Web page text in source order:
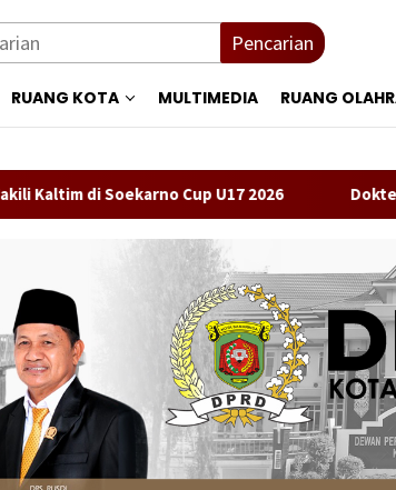
Pencarian
RUANG KOTA MULTIMEDIA RUANG
Soekarno Cup U17 2026 Dokter Renanda